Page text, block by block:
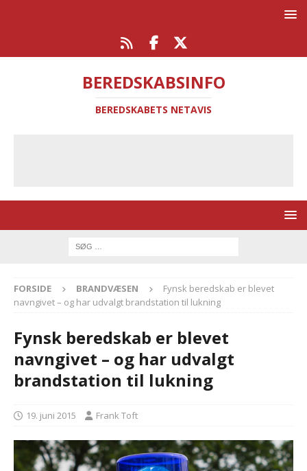
BEREDSKABSINFO
BEREDSKABETS NETAVIS
FORSIDE BRANDVÆSEN
Fynsk beredskab er blevet
navngivet – og har udvalgt brandstation til lukning
Fynsk beredskab er blevet
navngivet – og har udvalgt
brandstation til lukning
19. juni 2015 Frank Toft